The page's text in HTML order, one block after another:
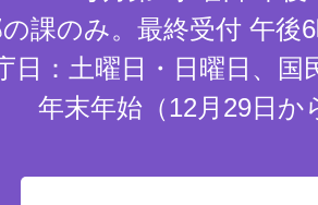
の課のみ。最終受付 午
日：土曜日・日曜日、国
年末年始（12月29日か